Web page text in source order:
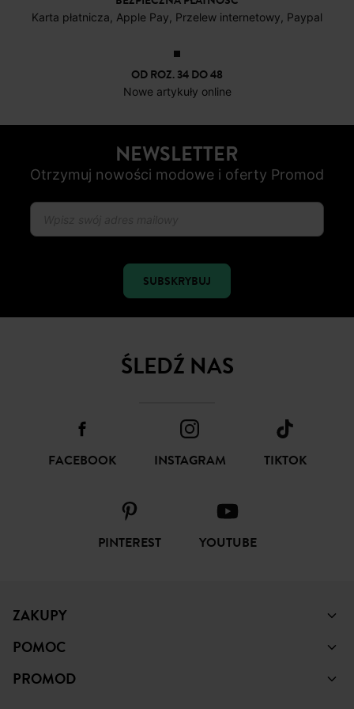
Karta płatnicza, Apple Pay, Przelew internetowy, Paypal
OD ROZ. 34 DO 48
Nowe artykuły online
NEWSLETTER
Otrzymuj nowości modowe i oferty Promod
SUBSKRYBUJ
ŚLEDŹ NAS
FACEBOOK INSTAGRAM TIKTOK
PINTEREST YOUTUBE
ZAKUPY
POMOC
PROMOD